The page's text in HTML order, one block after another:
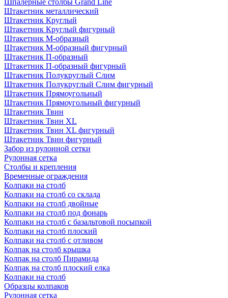
Шпалерные столбы Grand Line
Штакетник металлический
Штакетник Круглый
Штакетник Круглый фигурный
Штакетник М-образный
Штакетник М-образный фигурный
Штакетник П-образный
Штакетник П-образный фигурный
Штакетник Полукруглый Слим
Штакетник Полукруглый Слим фигурный
Штакетник Прямоугольный
Штакетник Прямоугольный фигурный
Штакетник Твин
Штакетник Твин XL
Штакетник Твин XL фигурный
Штакетник Твин фигурный
Забор из рулонной сетки
Рулонная сетка
Столбы и крепления
Временные ограждения
Колпаки на столб
Колпаки на столб со склада
Колпаки на столб двoйные
Колпаки на столб под фонарь
Колпаки на столб с базальтовой посыпкой
Колпаки на столб плоский
Колпаки на столб с отливом
Колпак на столб крышка
Колпак на столб Пирамида
Колпак на столб плоский елка
Колпаки на столб
Образцы колпаков
Рулонная сетка